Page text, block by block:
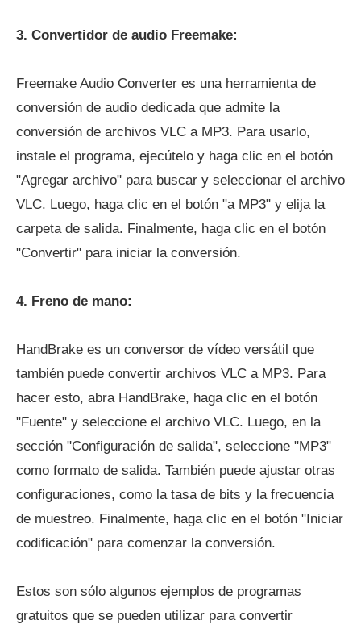
3. Convertidor de audio Freemake:
Freemake Audio Converter es una herramienta de
conversión de audio dedicada que admite la
conversión de archivos VLC a MP3. Para usarlo,
instale el programa, ejecútelo y haga clic en el botón
"Agregar archivo" para buscar y seleccionar el archivo
VLC. Luego, haga clic en el botón "a MP3" y elija la
carpeta de salida. Finalmente, haga clic en el botón
"Convertir" para iniciar la conversión.
4. Freno de mano:
HandBrake es un conversor de vídeo versátil que
también puede convertir archivos VLC a MP3. Para
hacer esto, abra HandBrake, haga clic en el botón
"Fuente" y seleccione el archivo VLC. Luego, en la
sección "Configuración de salida", seleccione "MP3"
como formato de salida. También puede ajustar otras
configuraciones, como la tasa de bits y la frecuencia
de muestreo. Finalmente, haga clic en el botón "Iniciar
codificación" para comenzar la conversión.
Estos son sólo algunos ejemplos de programas
gratuitos que se pueden utilizar para convertir